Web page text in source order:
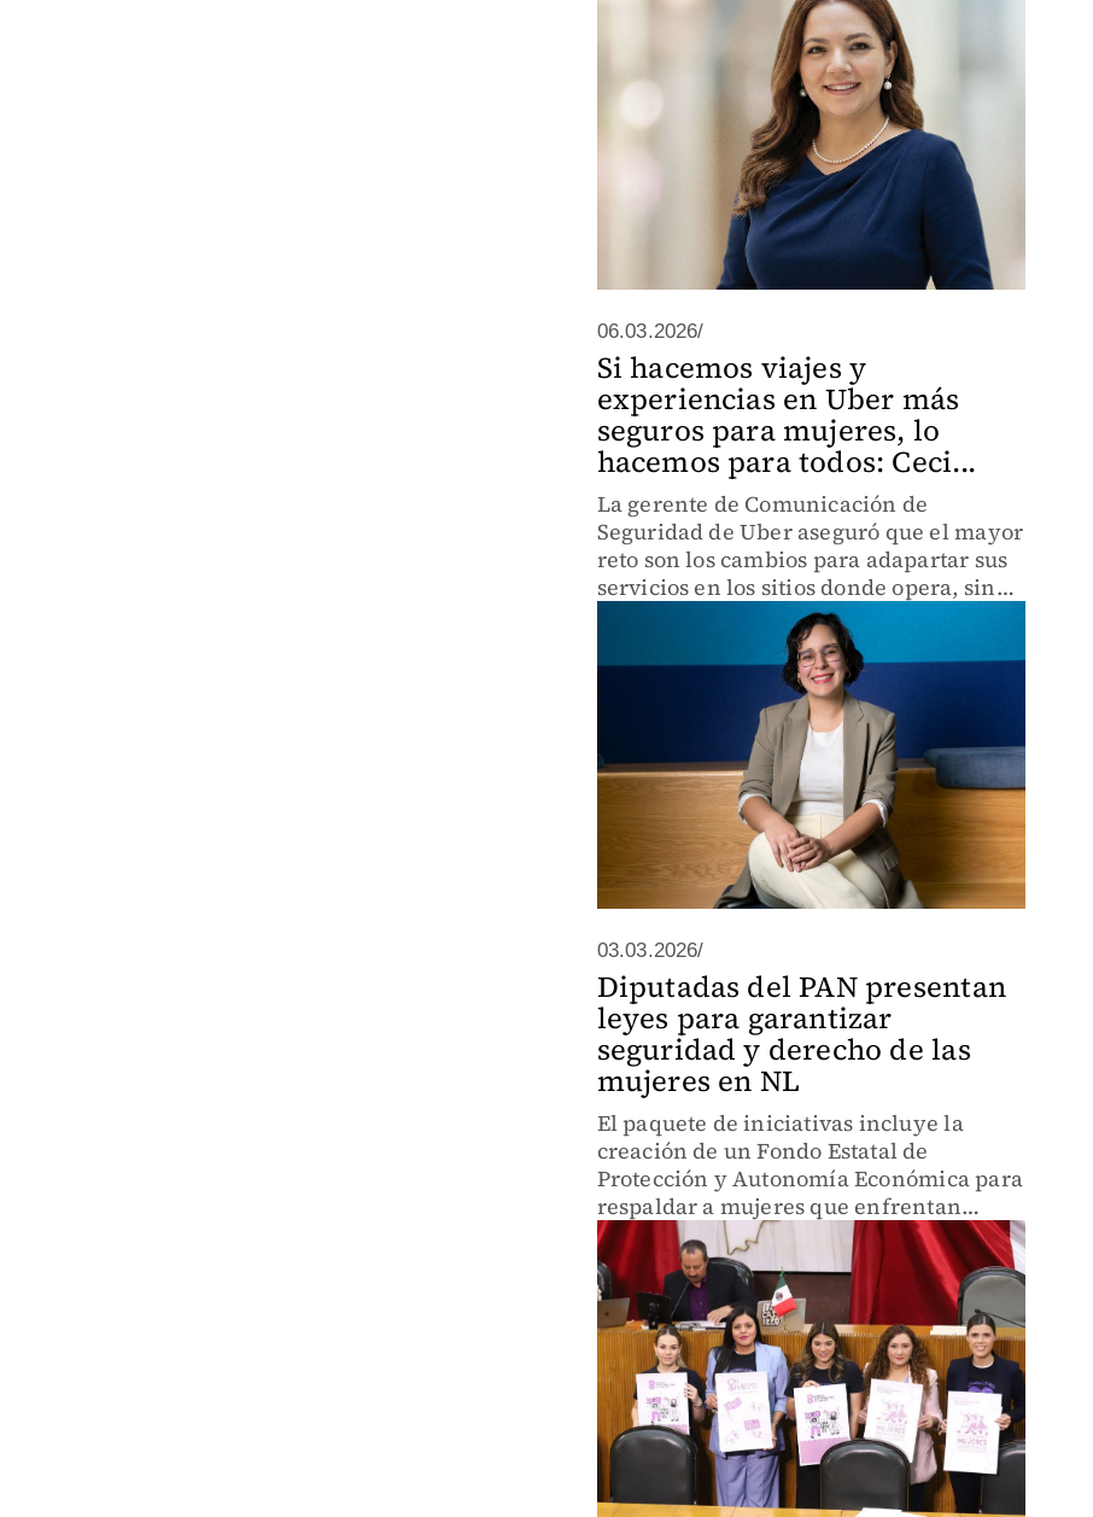
06.03.2026/
Si hacemos viajes y
experiencias en Uber más
seguros para mujeres, lo
hacemos para todos: Ceci...
La gerente de Comunicación de
Seguridad de Uber aseguró que el mayor
reto son los cambios para adapartar sus
servicios en los sitios donde opera, sin
olvidar, la violencia contra las mujeres.
03.03.2026/
Diputadas del PAN presentan
leyes para garantizar
seguridad y derecho de las
mujeres en NL
El paquete de iniciativas incluye la
creación de un Fondo Estatal de
Protección y Autonomía Económica para
respaldar a mujeres que enfrentan
procesos por violencia familiar.